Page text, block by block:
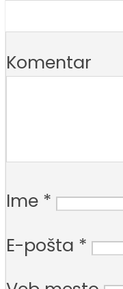
Komentar
Ime *
E-pošta *